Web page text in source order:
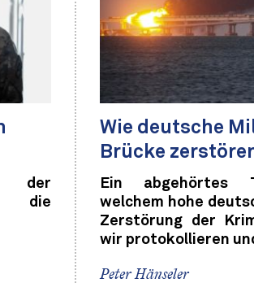
der
die
Wie deutsche
Brücke
Ein abgehörtes
welchem hohe
Zerstörung der
wir protokollieren
Peter Hänseler